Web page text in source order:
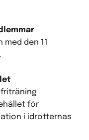
den 11
för
i idrotternas